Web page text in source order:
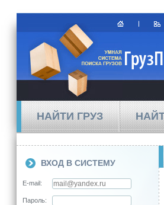
НАЙТИ ГРУЗ
ВХОД В СИСТЕМУ
E-mail:
Пароль: